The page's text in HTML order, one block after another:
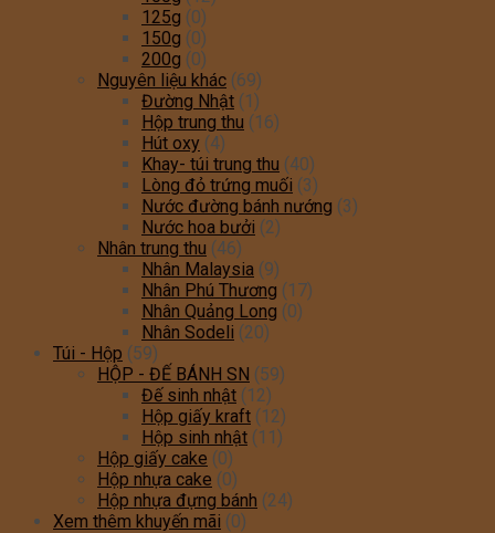
125g (0)
150g (0)
200g (0)
Nguyên liệu khác (69)
Đường Nhật (1)
Hộp trung thu (16)
Hút oxy (4)
Khay- túi trung thu (40)
Lòng đỏ trứng muối (3)
Nước đường bánh nướng (3)
Nước hoa bưởi (2)
Nhân trung thu (46)
Nhân Malaysia (9)
Nhân Phú Thương (17)
Nhân Quảng Long (0)
Nhân Sodeli (20)
Túi - Hộp (59)
HỘP - ĐẾ BÁNH SN (59)
Đế sinh nhật (12)
Hộp giấy kraft (12)
Hộp sinh nhật (11)
Hộp giấy cake (0)
Hộp nhựa cake (0)
Hộp nhựa đựng bánh (24)
Xem thêm khuyến mãi (0)